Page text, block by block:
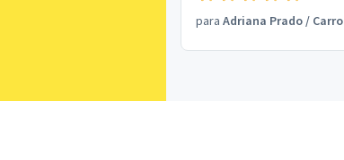
para Adriana Prado/ Carro